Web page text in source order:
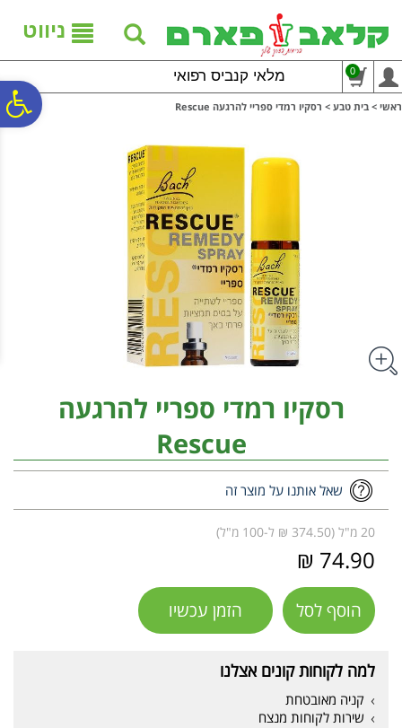
נגישות
אתר
המרכזי
ניווט
מלאי קנביס רפואי 0
ראשי > בית טבע > רסקיו רמדי ספריי להרגעה Rescue
רסקיו רמדי ספריי להרגעה
Rescue
שאל אותנו על מוצר זה
20 מ"ל (374.50 ₪ ל-100 מ"ל)
74.90 ₪
הוסף לסל הזמן עכשיו
למה לקוחות קונים אצלנו
קניה מאובטחת
שירות לקוחות מנצח